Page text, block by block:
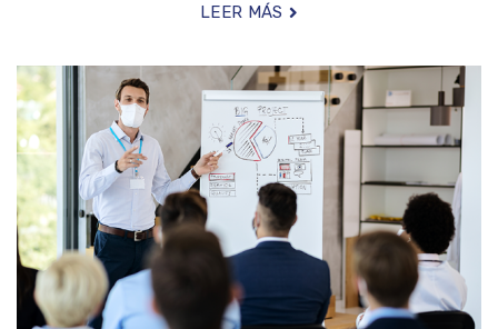
LEER MÁS